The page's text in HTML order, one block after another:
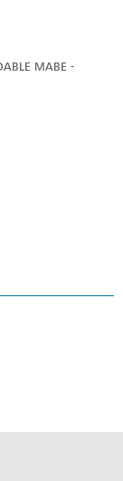
MABE -